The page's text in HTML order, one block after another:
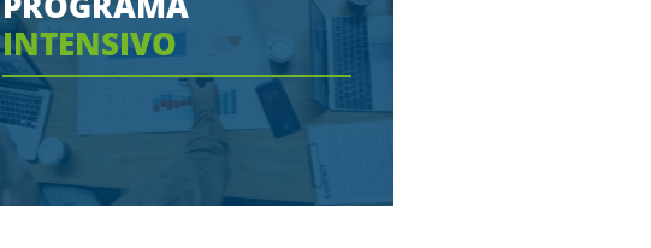
INTENSIVO